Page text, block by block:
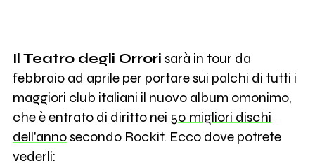
Il Teatro degli Orrori sarà in tour da
febbraio ad aprile per portare sui palchi di tutti i
maggiori club italiani il nuovo album omonimo,
che è entrato di diritto nei 50 migliori dischi
dell'annosecondo Rockit. Ecco dove potrete
vederli: